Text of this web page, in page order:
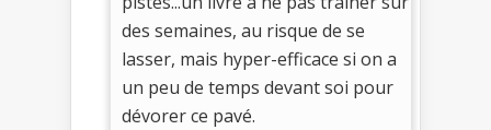
des semaines, au risque de se
lasser, mais hyper-efficace si on a
un peu de temps devant soi pour
dévorer ce pavé.